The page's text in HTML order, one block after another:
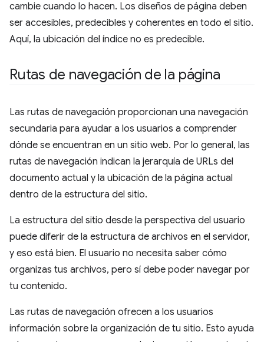
cambie cuando lo hacen. Los diseños de página deben
ser accesibles, predecibles y coherentes en todo el sitio.
Aquí, la ubicación del índice no es predecible.
Rutas de navegación de la página
Las rutas de navegación proporcionan una navegación
secundaria para ayudar a los usuarios a comprender
dónde se encuentran en un sitio web. Por lo general, las
rutas de navegación indican la jerarquía de URLs del
documento actual y la ubicación de la página actual
dentro de la estructura del sitio.
La estructura del sitio desde la perspectiva del usuario
puede diferir de la estructura de archivos en el servidor,
y eso está bien. El usuario no necesita saber cómo
organizas tus archivos, pero sí debe poder navegar por
tu contenido.
Las rutas de navegación ofrecen a los usuarios
información sobre la organización de tu sitio. Esto ayuda